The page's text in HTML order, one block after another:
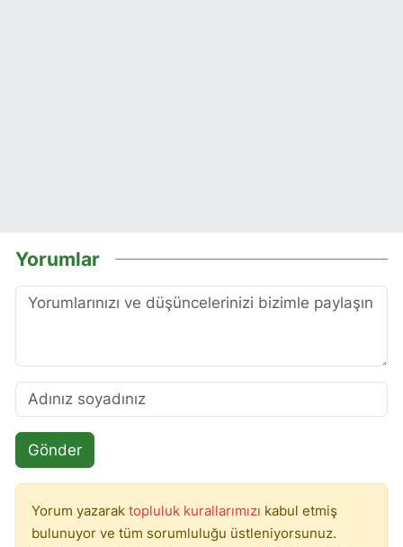
Yorumlar
Gönder
Yorum yazarak topluluk kurallarımızı kabul etmiş
bulunuyor ve tüm sorumluluğu üstleniyorsunuz.